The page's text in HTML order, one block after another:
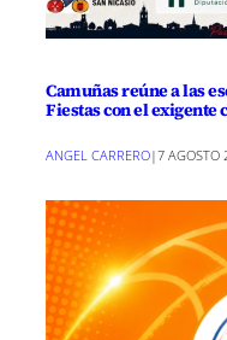
Camuñas reúne a las
Fiestas con el
ANGEL CARRERO|7 AGOSTO